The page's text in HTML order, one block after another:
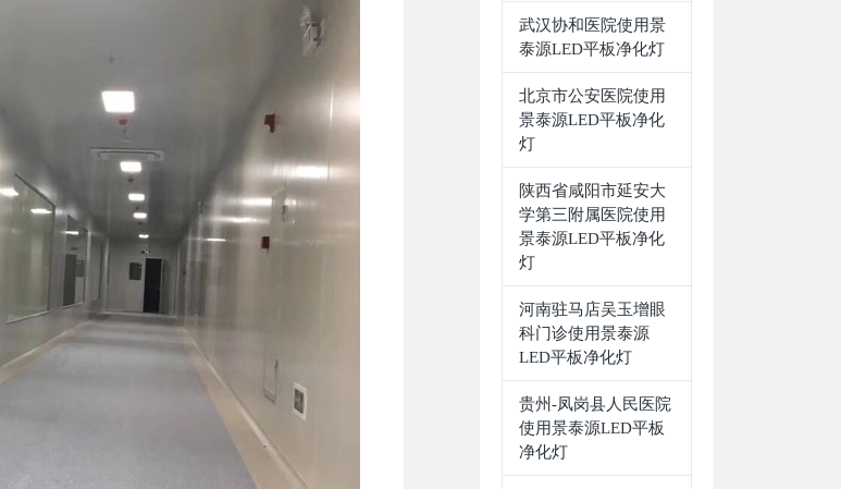
武汉协和医院使用景
泰源LED平板净化灯
北京市公安医院使用
景泰源LED平板净化
灯
陕西省咸阳市延安大
学第三附属医院使用
景泰源LED平板净化
灯
河南驻马店吴玉增眼
科门诊使用景泰源
LED平板净化灯
贵州-凤岗县人民医院
使用景泰源LED平板
净化灯